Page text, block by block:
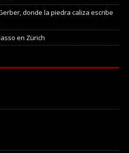
donde la piedra caliza escribe
en Zürich